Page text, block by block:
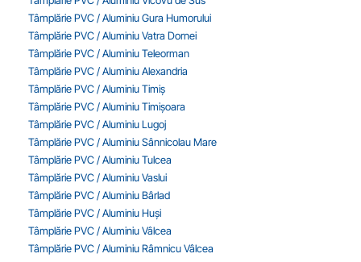
Tâmplărie PVC / Aluminiu Gura Humorului
Tâmplărie PVC / Aluminiu Vatra Dornei
Tâmplărie PVC / Aluminiu Teleorman
Tâmplărie PVC / Aluminiu Alexandria
Tâmplărie PVC / Aluminiu Timiș
Tâmplărie PVC / Aluminiu Timișoara
Tâmplărie PVC / Aluminiu Lugoj
Tâmplărie PVC / Aluminiu Sânnicolau Mare
Tâmplărie PVC / Aluminiu Tulcea
Tâmplărie PVC / Aluminiu Vaslui
Tâmplărie PVC / Aluminiu Bârlad
Tâmplărie PVC / Aluminiu Huși
Tâmplărie PVC / Aluminiu Vâlcea
Tâmplărie PVC / Aluminiu Râmnicu Vâlcea